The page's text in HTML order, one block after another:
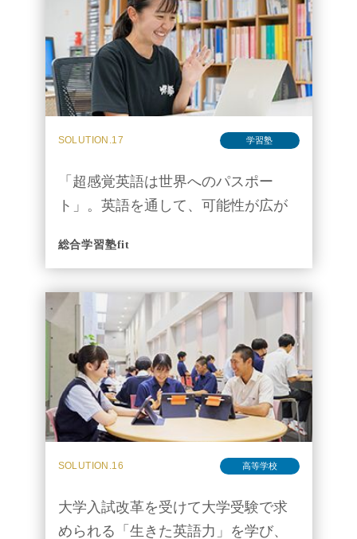
SOLUTION.17 学習塾
「超感覚英語は世界へのパスポー
ト」。英語を通して、可能性が広が
総合学習塾fit
SOLUTION.16 高等学校
大学入試改革を受けて大学受験で求
められる「生きた英語力」を学び、